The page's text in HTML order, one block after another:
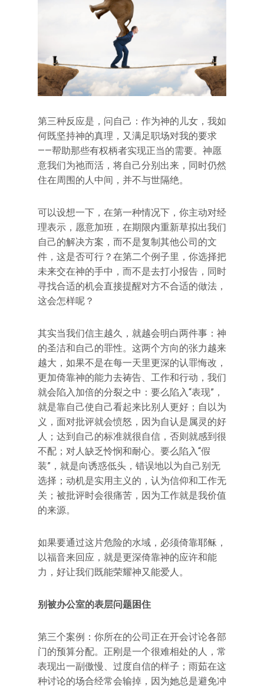
第三种反应是，问自己：作为神的儿女，我如
何既坚持神的真理，又满足职场对我的要求
——帮助那些有权柄者实现正当的需要。神愿
意我们为祂而活，将自己分别出来，同时仍然
住在周围的人中间，并不与世隔绝。
可以设想一下，在第一种情况下，你主动对经
理表示，愿意加班，在期限内重新草拟出我们
自己的解决方案，而不是复制其他公司的文
件，这是否可行？在第二个例子里，你选择把
未来交在神的手中，而不是去打小报告，同时
寻找合适的机会直接提醒对方不合适的做法，
这会怎样呢？
其实当我们信主越久，就越会明白两件事：神
的圣洁和自己的罪性。这两个方向的张力越来
越大，如果不是在每一天里更深的认罪悔改，
更加倚靠神的能力去祷告、工作和行动，我们
就会陷入加倍的分裂之中：要么陷入“表现”，
就是靠自己使自己看起来比别人更好；自以为
义，面对批评就会愤怒，因为自认是属灵的好
人；达到自己的标准就很自信，否则就感到很
不配；对人缺乏怜悯和耐心。要么陷入“假
装”，就是向诱惑低头，错误地以为自己别无
选择；动机是实用主义的，认为信仰和工作无
关；被批评时会很痛苦，因为工作就是我价值
的来源。
如果要通过这片危险的水域，必须倚靠耶稣，
以福音来回应，就是更深倚靠神的应许和能
力，好让我们既能荣耀神又能爱人。
别被办公室的表层问题困住
第三个案例：你所在的公司正在开会讨论各部
门的预算分配。正刚是一个很难相处的人，常
表现出一副傲慢、过度自信的样子；雨茹在这
种讨论的场合经常会输掉，因为她总是避免冲